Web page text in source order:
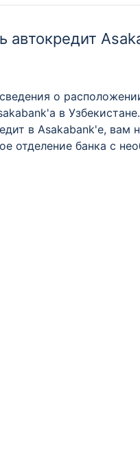
автокредит
о
в
в Asakabank'е, вам
отделение банка с